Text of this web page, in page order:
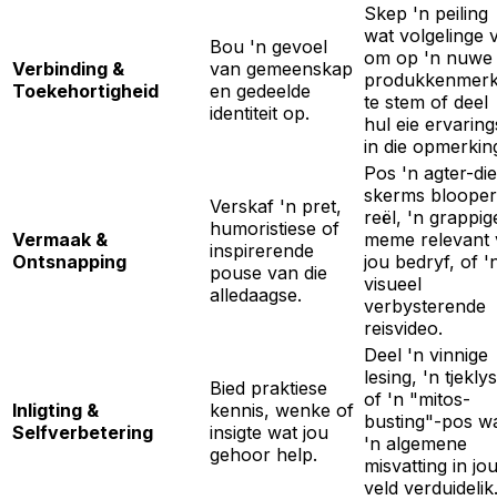
Verbinding &
Toekehortigheid
Bou 'n gevoel
van gemeenskap
en gedeelde
identiteit op.
Skep 'n peiling
wat volgelinge
om op 'n nuwe
te stem of deel
hul eie
in die
Vermaak &
Ontsnapping
Verskaf 'n pret,
humoristiese of
inspirerende
pouse van die
alledaagse.
Pos 'n agter-
skerms
reël, 'n
meme relevant
jou bedryf, of
visueel
verbysterende
reisvideo.
Inligting &
Selfverbetering
Bied praktiese
kennis, wenke of
insigte wat jou
gehoor help.
Deel 'n vinnige
lesing, 'n
of 'n "mitos-
busting"-pos
'n algemene
misvatting in jou
veld verduidelik.